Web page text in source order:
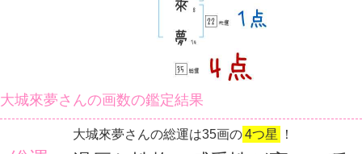
大城來夢さんの画数の鑑定結果
大城來夢さんの総運は35画の4つ星 ！